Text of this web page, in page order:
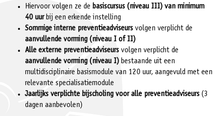
Hiervoor volgen ze de basiscursus (niveau III) van minimum
40 uurbij een erkende instelling
Sommige interne preventieadviseurs volgen verplicht de
aanvullende vorming (niveau I of II)
Alle externe preventieadviseurs volgen verplicht de
aanvullende vorming (niveau I) bestaande uit een
multidisciplinaire basismodule van 120 uur, aangevuld met een
relevante specialisatiemodule
Jaarlijks verplichte bijscholing voor alle preventieadviseurs (3
dagen aanbevolen)